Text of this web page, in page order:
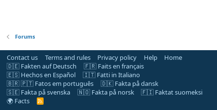
Forums
Contact us Terms and rules Privacy policy Help
Home
🇩🇪 Fakten auf Deutsch
🇫🇷 Faits en français
🇪🇸 Hechos en Español
🇮🇹 Fatti in Italiano
🇧🇷 🇵🇹 Fatos em português
🇩🇰 Fakta på dansk
🇸🇪 Fakta på svenska
🇳🇴 Fakta på norsk
🇫🇮 Faktat suomeksi
🌍 Facts
R